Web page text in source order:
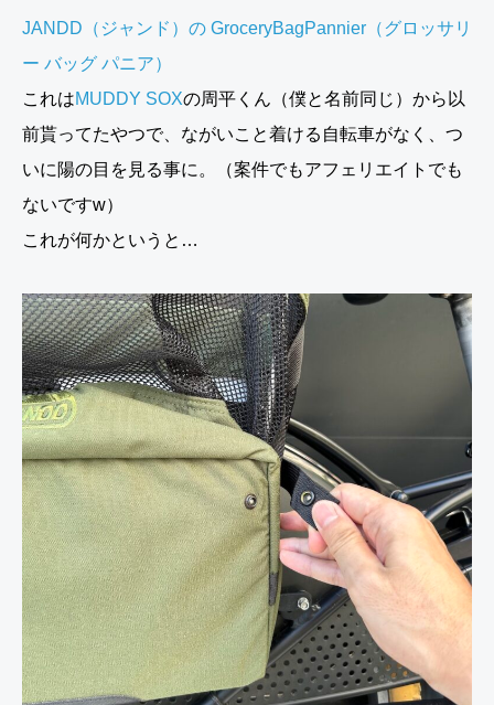
JANDD（ジャンド）の GroceryBagPannier（グロッサリ
ー バッグ パニア）
これはMUDDY SOXの周平くん（僕と名前同じ）から以
前貰ってたやつで、ながいこと着ける自転車がなく、つ
いに陽の目を見る事に。（案件でもアフェリエイトでも
ないですw）
これが何かというと…